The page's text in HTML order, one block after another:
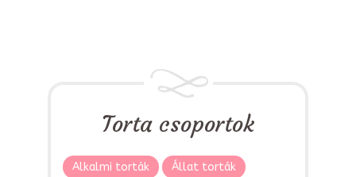
Torta csoportok
Alkalmi torták Állat torták